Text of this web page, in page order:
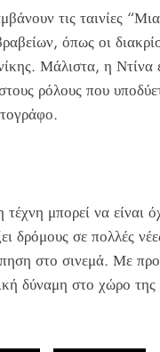
τις ταινίες
όπως οι
Μάλιστα, η Ντίνα
ρόλους που
μπορεί να είναι
δρόμους σε πολλές
στο σινεμά. Με
δύναμη στο χώρο